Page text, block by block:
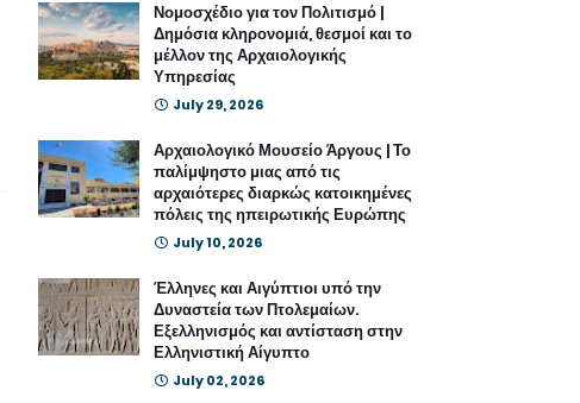
Νομοσχέδιο για τον Πολιτισμό |
Δημόσια κληρονομιά, θεσμοί και το
μέλλον της Αρχαιολογικής
Υπηρεσίας
July 29, 2026
Αρχαιολογικό Μουσείο Άργους | Το
παλίμψηστο μιας από τις
αρχαιότερες διαρκώς κατοικημένες
πόλεις της ηπειρωτικής Ευρώπης
July 10, 2026
Έλληνες και Αιγύπτιοι υπό την
Δυναστεία των Πτολεμαίων.
Εξελληνισμός και αντίσταση στην
Ελληνιστική Αίγυπτο
July 02, 2026